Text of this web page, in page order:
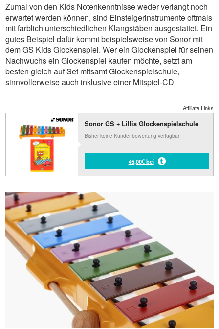
Zumal von den Kids Notenkenntnisse weder verlangt noch
erwartet werden können, sind Einsteigerinstrumente oftmals
mit farblich unterschiedlichen Klangstäben ausgestattet. Ein
gutes Beispiel dafür kommt beispielsweise von Sonor mit
dem GS Kids Glockenspiel. Wer ein Glockenspiel für seinen
Nachwuchs ein Glockenspiel kaufen möchte, setzt am
besten gleich auf Set mitsamt Glockenspielschule,
sinnvollerweise auch inklusive einer Mitspiel-CD.
Affiliate Links
Sonor GS + Lillis Glockenspielschule
Bisher keine Kundenbewertung verfügbar
45,00€ bei